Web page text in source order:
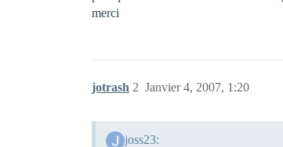
merci
jotrash Janvier 4, 2007, 1:20
2
joss23: